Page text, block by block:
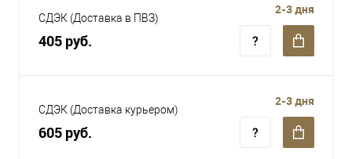
СДЭК (Доставка в ПВЗ)
405 руб.
2-3 дня
СДЭК (Доставка курьером)
605 руб.
2-3 дня